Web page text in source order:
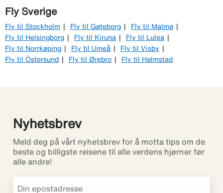
Fly Sverige
Fly til Stockholm Fly til Gøteborg
Fly til Malmø
Fly til Helsingborg
Fly til Kiruna
Fly til Lulea
Fly til Norrkøping
Fly til Umeå
Fly til Visby
Fly til Östersund
Fly til Ørebro Fly til Halmstad
Nyhetsbrev
Meld deg på vårt nyhetsbrev for å motta tips om de
beste og billigste reisene til alle verdens hjørner før
alle andre!